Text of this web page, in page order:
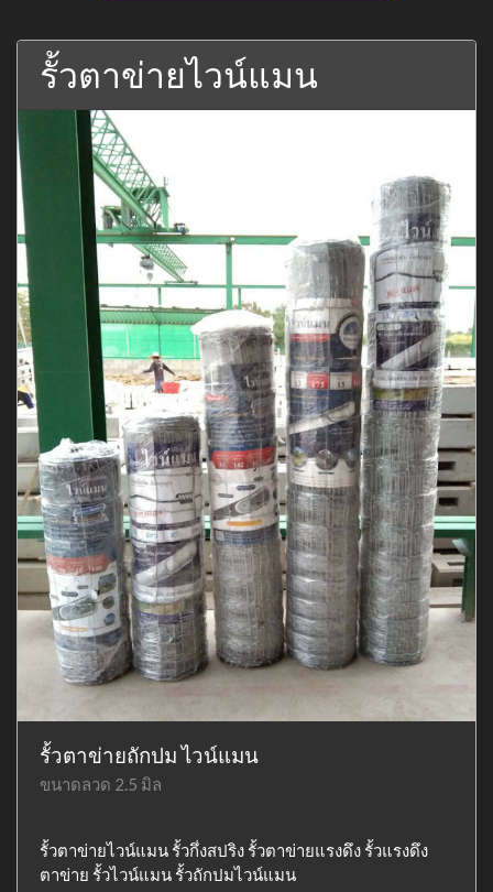
รั้วตาข่ายไวน์แมน
รั้วตาข่ายถักปม ไวน์แมน
ขนาดลวด 2.5 มิล
รั้วตาข่ายไวน์แมน รั้วกึ่งสปริง รั้วตาข่ายแรงดึง รั้วแรงดึง
ตาข่าย รั้วไวน์แมน รั้วถักปมไวน์แมน